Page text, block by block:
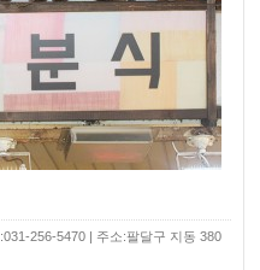
256-5470 | 주소:팔달구 지동 380